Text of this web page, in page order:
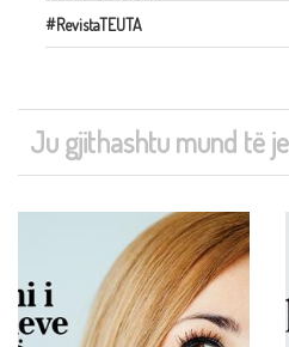
#RevistaTEUTA
Ju gjithashtu mund të